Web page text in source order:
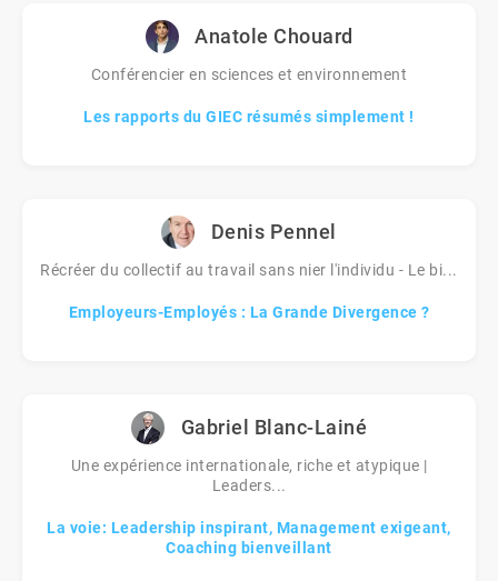
Anatole Chouard
Conférencier en sciences et environnement
Les rapports du GIEC résumés simplement !
Denis Pennel
Récréer du collectif au travail sans nier l'individu - Le bi...
Employeurs-Employés : La Grande Divergence ?
Gabriel Blanc-Lainé
Une expérience internationale, riche et atypique |
Leaders...
La voie: Leadership inspirant, Management exigeant,
Coaching bienveillant